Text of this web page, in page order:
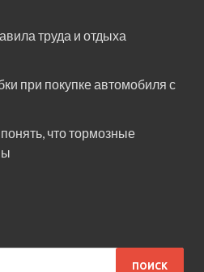
труда и отдыха
при покупке автомобиля с
что тормозные